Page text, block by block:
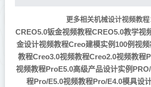
更多相关机械设计视频教程
CREO5.0钣金视频教程CREO5.0教学视
金设计视频教程Creo建模实例100例视
教程Creo3.0视频教程Creo2.0视频教程
视频教程ProE5.0高级产品设计实例
程Pro/E5.0视频教程Pro/E4.0模具设